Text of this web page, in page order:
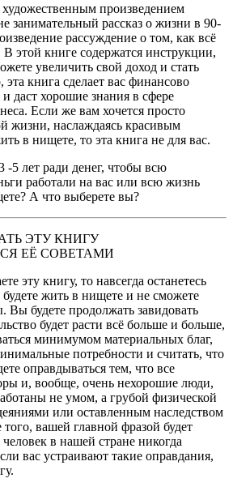
художественным произведением
занимательный рассказ о жизни в 90-
рассуждение о том, как всё
этой книге содержатся инструкции,
увеличить свой доход и стать
книга сделает вас финансово
даст хорошие знания в сфере
Если же вам хочется просто
жизни, наслаждаясь красивым
в нищете, то эта книга не для вас.
-5 лет ради денег, чтобы всю
работали на вас или всю жизнь
А что выберете вы?
ЭТУ КНИГУ
ЕЁ СОВЕТАМИ
эту книгу, то навсегда останетесь
жить в нищете и не сможете
Вы будете продолжать завидовать
будет расти всё больше и больше,
минимумом материальных благ,
потребности и считать, что
оправдываться тем, что все
и, вообще, очень нехорошие люди,
не умом, а грубой физической
или оставленным наследством
вашей главной фразой будет
в нашей стране никогда
вас устраивают такие оправдания,